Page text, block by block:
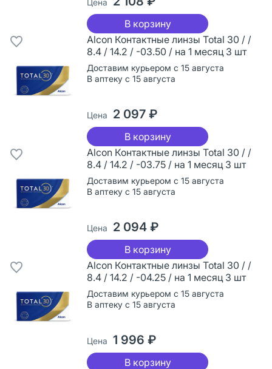
В корзину
Alcon Контактные линзы Total 30 / /
8.4 / 14.2 / -03.50 / на 1 месяц 3 шт
Доставим курьером с 15 августа
В аптеку с 15 августа
Цена 2 097 ₽
В корзину
Alcon Контактные линзы Total 30 / /
8.4 / 14.2 / -03.75 / на 1 месяц 3 шт
Доставим курьером с 15 августа
В аптеку с 15 августа
Цена 2 094 ₽
В корзину
Alcon Контактные линзы Total 30 / /
8.4 / 14.2 / -04.25 / на 1 месяц 3 шт
Доставим курьером с 15 августа
В аптеку с 15 августа
Цена 1 996 ₽
В корзину